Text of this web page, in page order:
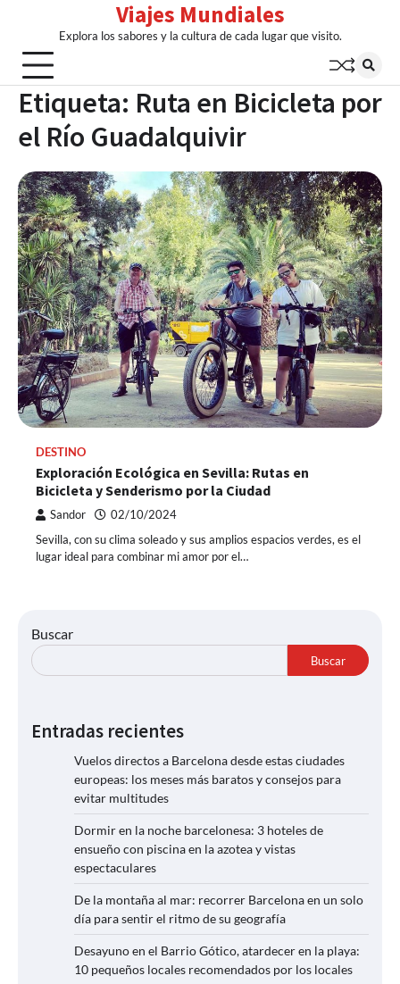
content
Viajes Mundiales
Explora los sabores y la cultura de cada lugar que visito.
Etiqueta: Ruta en Bicicleta por
el Río Guadalquivir
DESTINO
Exploración Ecológica en Sevilla: Rutas en
Bicicleta y Senderismo por la Ciudad
Sandor 02/10/2024
Sevilla, con su clima soleado y sus amplios espacios verdes, es el
lugar ideal para combinar mi amor por el…
Buscar
Buscar
Entradas recientes
Vuelos directos a Barcelona desde estas ciudades
europeas: los meses más baratos y consejos para
evitar multitudes
Dormir en la noche barcelonesa: 3 hoteles de
ensueño con piscina en la azotea y vistas
espectaculares
De la montaña al mar: recorrer Barcelona en un solo
día para sentir el ritmo de su geografía
Desayuno en el Barrio Gótico, atardecer en la playa:
10 pequeños locales recomendados por los locales